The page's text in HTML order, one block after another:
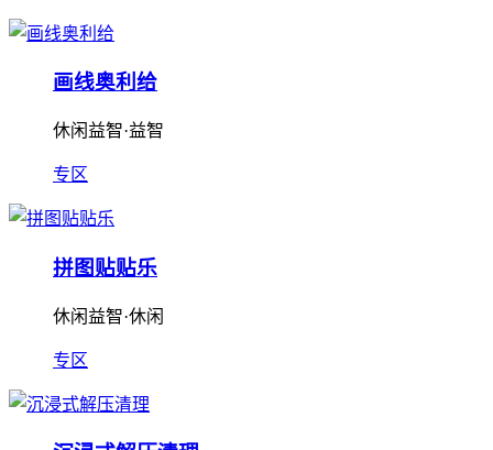
画线奥利给
休闲益智·益智
专区
拼图贴贴乐
休闲益智·休闲
专区